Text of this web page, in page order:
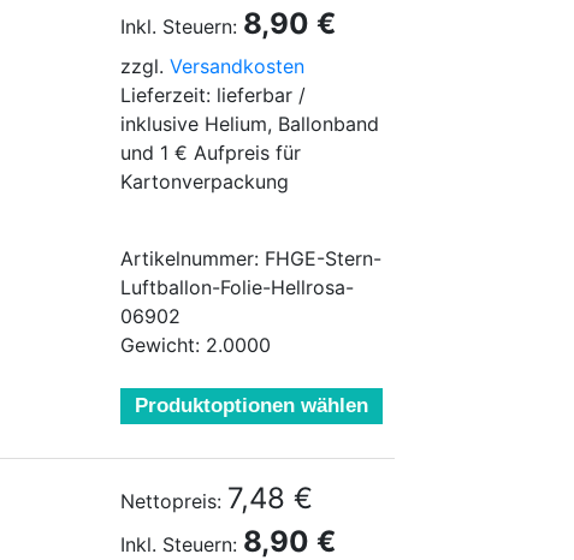
Inkl. Steuern: 8,90 €
zzgl. Versandkosten
Lieferzeit: lieferbar /
inklusive Helium, Ballonband
und 1 € Aufpreis für
Kartonverpackung
Artikelnummer: FHGE-Stern-
Luftballon-Folie-Hellrosa-
06902
Gewicht: 2.0000
Produktoptionen wählen
Nettopreis: 7,48 €
Inkl. Steuern: 8,90 €